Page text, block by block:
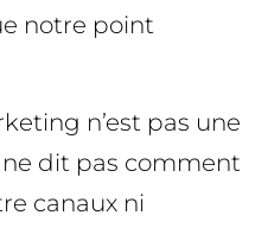
notre point
n’est pas une
dit pas comment
canaux ni